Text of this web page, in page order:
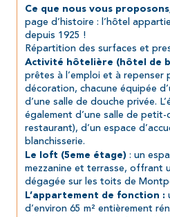
Ce que nous vous
page d’histoire : l’hôtel
depuis 1925 !
Répartition des surfaces et
Activité hôtelière (hôtel de
prêtes à l’emploi et à
décoration, chacune équipée
d’une salle de douche privée.
également d’une salle de petit-
restaurant), d’un espace
blanchisserie.
Le loft (5eme étage) : un
mezzanine et terrasse, offrant
dégagée sur les toits de
L’appartement de fonction :
d’environ 65 m² entièrement